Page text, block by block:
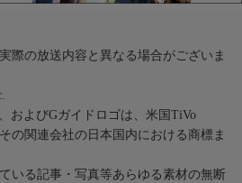
際の放送内容と異なる場合がございま
およびGガイドロゴは、米国TiVo
の関連会社の日本国内における商標ま
いる記事・写真等あらゆる素材の無断